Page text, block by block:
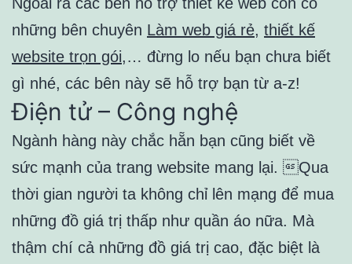
những bên chuyên Làm web giá rẻ, thiết kế
website trọn gói,… đừng lo nếu bạn chưa biết
gì nhé, các bên này sẽ hỗ trợ bạn từ a-z!
Điện tử – Công nghệ
Ngành hàng này chắc hẵn bạn cũng biết về
sức mạnh của trang website mang lại. Qua
thời gian người ta không chỉ lên mạng để mua
những đồ giá trị thấp như quần áo nữa. Mà
thậm chí cả những đồ giá trị cao, đặc biệt là